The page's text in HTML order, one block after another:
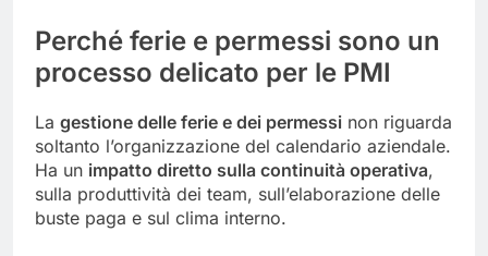
Perché ferie e permessi sono un
processo delicato per le PMI
La gestione delle ferie e dei permessi non riguarda
soltanto l’organizzazione del calendario aziendale.
Ha un impatto diretto sulla continuità operativa,
sulla produttività dei team, sull’elaborazione delle
buste paga e sul clima interno.